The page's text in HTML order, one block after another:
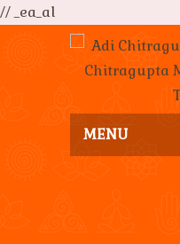
// _ea_al
MENU